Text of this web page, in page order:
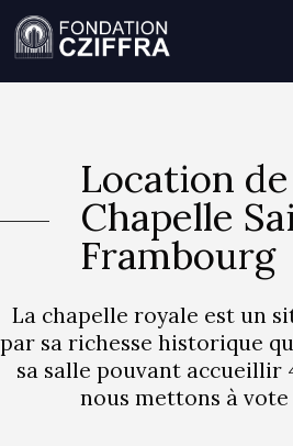
Location
Chapelle
Frambourg
La chapelle royale est un
par sa richesse historique
sa salle pouvant accueillir
nous mettons à